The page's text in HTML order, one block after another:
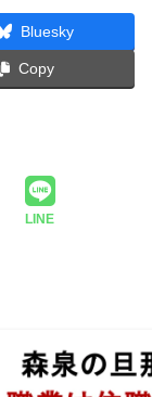
Bluesky
Copy
LINE